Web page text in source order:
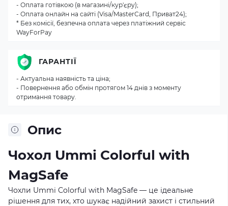
Опис
Чохол Ummi Colorful with
MagSafe
Чохли Ummi Colorful with MagSafe — це ідеальне
рішення для тих, хто шукає надійний захист і стильний
- Оплата готівкою (в магазині/кур'єру);
- Оплата онлайн на сайті (Visa/MasterCard, Приват24);
* Без комісії, безпечна оплата через платіжний сервіс
WayForPay
ГАРАНТІЇ
- Актуальна наявність та ціна;
- Повернення або обмін протягом 14 днів з моменту
отримання товару.